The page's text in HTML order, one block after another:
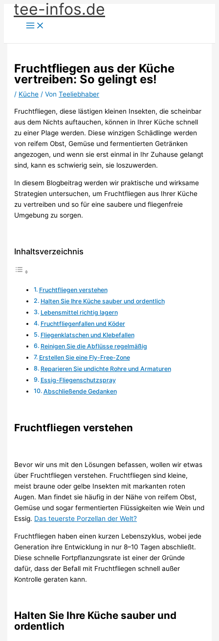
Zum
Inhalt
springen
tee-infos.de
Fruchtfliegen aus der Küche
vertreiben: So gelingt es!
/ Küche / VonTeeliebhaber
Fruchtfliegen, diese lästigen kleinen Insekten, die scheinbar
aus dem Nichts auftauchen, können in Ihrer Küche schnell
zu einer Plage werden. Diese winzigen Schädlinge werden
von reifem Obst, Gemüse und fermentierten Getränken
angezogen, und wenn sie erst einmal in Ihr Zuhause gelangt
sind, kann es schwierig sein, sie loszuwerden.
In diesem Blogbeitrag werden wir praktische und wirksame
Strategien untersuchen, um Fruchtfliegen aus Ihrer Küche
zu vertreiben und so für eine saubere und fliegenfreie
Umgebung zu sorgen.
Inhaltsverzeichnis
Fruchtfliegen verstehen
Halten Sie Ihre Küche sauber und ordentlich
Lebensmittel richtig lagern
Fruchtfliegenfallen und Köder
Fliegenklatschen und Klebefallen
Reinigen Sie die Abflüsse regelmäßig
Erstellen Sie eine Fly-Free-Zone
Reparieren Sie undichte Rohre und Armaturen
Essig-Fliegenschutzspray
Abschließende Gedanken
Fruchtfliegen verstehen
Bevor wir uns mit den Lösungen befassen, wollen wir etwas
über Fruchtfliegen verstehen. Fruchtfliegen sind kleine,
meist braune oder gelbe Insekten mit markanten roten
Augen. Man findet sie häufig in der Nähe von reifem Obst,
Gemüse und sogar fermentierten Flüssigkeiten wie Wein und
Essig. Das teuerste Porzellan der Welt?
Fruchtfliegen haben einen kurzen Lebenszyklus, wobei jede
Generation ihre Entwicklung in nur 8–10 Tagen abschließt.
Diese schnelle Fortpflanzungsrate ist einer der Gründe
dafür, dass der Befall mit Fruchtfliegen schnell außer
Kontrolle geraten kann.
Halten Sie Ihre Küche sauber und
ordentlich